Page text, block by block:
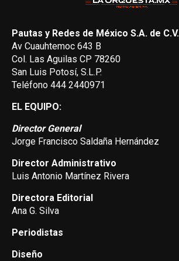
Pautas y Redes de México S.A. de C.V.
Av Cuauhtemoc 643 B
Col. Las Aguilas CP 78260
San Luis Potosí, S.L.P.
Teléfono 444 2440971
EL EQUIPO:
Director General
Jorge Francisco Saldaña Hernández
Director Administrativo
Luis Antonio Martínez Rivera
Directora Editorial
Ana G. Silva
Periodistas
Diseño